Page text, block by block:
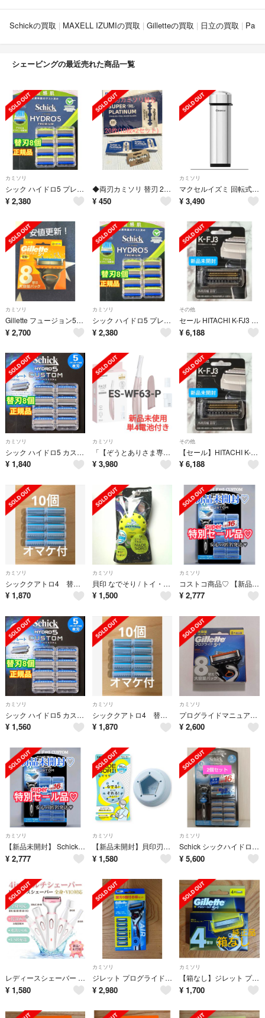
Schickの買取 MAXELL IZUMIの買取 Gilletteの買取 日立の買取
シェービングの最近売れた商品一覧
カミソリ
シック ハイドロ5 プレミアム 敏感肌用 替刃8個／正規品、ケース2個付き
¥ 2,380
◆両刃カミソリ 替刃 20枚（10枚×2セット）
¥ 450
カミソリ
マクセルイズミ 回転式シェーバー電池式 IZD-C289-S シルバー
¥ 3,490
カミソリ
Gillette フュージョン5+1 電動 8替刃大容量パック
¥ 2,700
カミソリ
シック ハイドロ5 プレミアム 敏感肌用 替刃8個／正規品、ケース2個付き
¥ 2,380
その他
セール HITACHI K-FJ3 日立シェーバー替刃 4枚刃 ✩.*新品未開封
¥ 6,188
カミソリ
シック ハイドロ5 カスタム 替刃8個／正規品、ケース2個付き
¥ 1,840
カミソリ
「【ぞうとありさま専用】Panasonic フェイスシェーバー ES-WF63-P
¥ 3,980
その他
【セール】HITACHI K-FJ3 日立シェーバー替刃 4枚刃 ✩.*新品未開封
¥ 6,188
カミソリ
シッククアトロ4 替刃 10個セット 新品未使用
¥ 1,870
カミソリ
貝印 なでそり / トイ・ストーリー(バズ)
¥ 1,500
カミソリ
コストコ商品♡ 【新品未開封】 Schickシックハイドロ5 シックハ イドロ5替刃替刃16個付
¥ 2,777
カミソリ
シック ハイドロ5 カスタム 替刃8個／正規品、ケース2個付き
¥ 1,560
カミソリ
シッククアトロ4 替刃 10個セット 新品未使用
¥ 1,870
カミソリ
プログライドマニュアル替刃8B
¥ 2,600
カミソリ
【新品未開封】 Schickシックハイドロ5 シックハ イドロ5替刃替刃16個付
¥ 2,777
カミソリ
【新品未開封】貝印刃物 なでそり NADE SORI 安心 安全 KAI 除毛
¥ 1,580
カミソリ
Schick シックハイドロ5 カスタム 本体+替刃16個付 2個セット
¥ 5,600
レディースシェーバー 電気シェーバー 鼻毛カッター 眉毛カッター 髭剃り 携帯 全身 多機能 VIO 乾湿両用 水洗い可
¥ 1,580
カミソリ
ジレット プログライド エアー 電動タイプ ホルダー 替刃6コ付お得セット新品
¥ 2,980
カミソリ
【箱なし】ジレット プロシールド 替刃4個入 新品未使用 純正品
¥ 1,700